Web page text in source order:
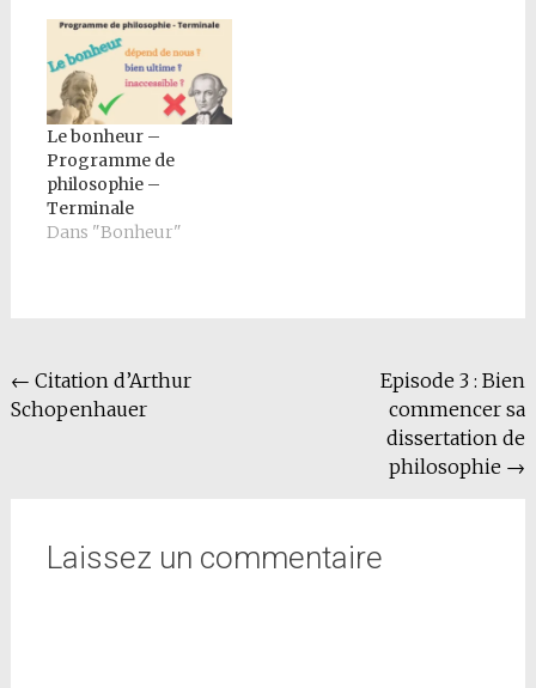
Le bonheur –
Programme de
philosophie –
Terminale
Dans "Bonheur"
Navigation
de
← Citation d’Arthur
Schopenhauer
Episode 3 : Bien
commencer sa
dissertation de
philosophie →
Laissez un commentaire